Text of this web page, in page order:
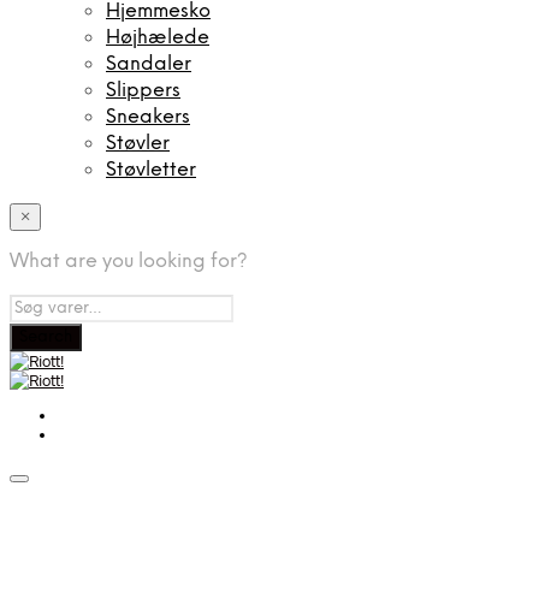
Hjemmesko
Højhælede
Sandaler
Slippers
Sneakers
Støvler
Støvletter
×
What are you looking for?